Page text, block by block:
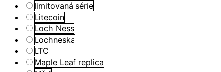
limitovaná série
Litecoin
Loch Ness
Lochneska
LTC
Maple Leaf replica